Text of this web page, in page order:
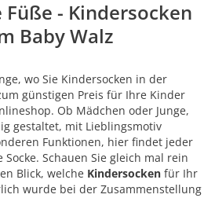
Füße - Kindersocken
Baby Walz
wo Sie Kindersocken in der
günstigen Preis für Ihre Kinder
Ob Mädchen oder Junge,
gestaltet, mit Lieblingsmotiv
Funktionen, hier findet jeder
Schauen Sie gleich mal rein
Blick, welche Kindersocken für Ihr
wurde bei der Zusammenstellung